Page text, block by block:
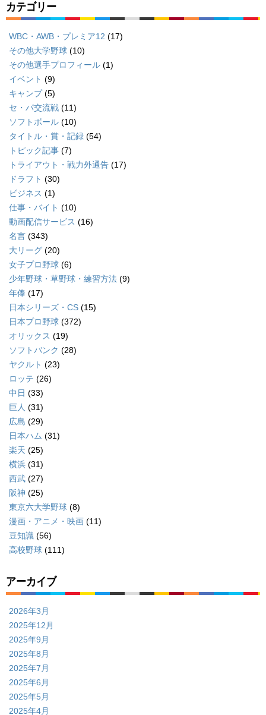
カテゴリー
WBC・AWB・プレミア12 (17)
その他大学野球 (10)
その他選手プロフィール (1)
イベント (9)
キャンプ(5)
セ・パ交流戦 (11)
ソフトボール (10)
タイトル・賞・記録 (54)
トピック記事 (7)
トライアウト・戦力外通告 (17)
ドラフト (30)
ビジネス (1)
仕事・バイト (10)
動画配信サービス (16)
名言 (343)
大リーグ (20)
女子プロ野球 (6)
少年野球・草野球・練習方法 (9)
年俸 (17)
日本シリーズ・CS (15)
日本プロ野球 (372)
オリックス (19)
ソフトバンク (28)
ヤクルト (23)
ロッテ (26)
中日 (33)
巨人 (31)
広島 (29)
日本ハム (31)
楽天 (25)
横浜 (31)
西武 (27)
阪神 (25)
東京六大学野球 (8)
漫画・アニメ・映画 (11)
豆知識 (56)
高校野球 (111)
アーカイブ
2026年3月
2025年12月
2025年9月
2025年8月
2025年7月
2025年6月
2025年5月
2025年4月